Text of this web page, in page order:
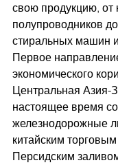
свою продукцию, от
полупроводников
стиральных машин
Первое
экономического
Центральная Азия-
настоящее время
железнодорожные
китайским
Персидским